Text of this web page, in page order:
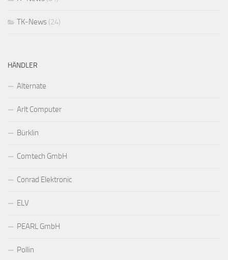
TK-News (24)
HÄNDLER
Alternate
Arlt Computer
Bürklin
Comtech GmbH
Conrad Elektronic
ELV
PEARL GmbH
Pollin